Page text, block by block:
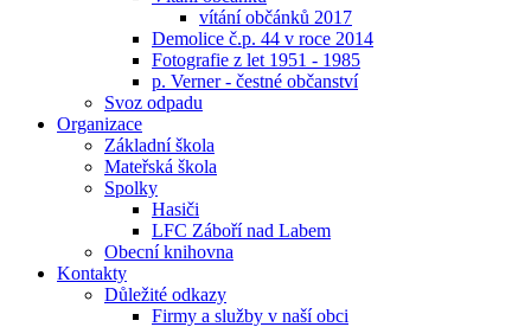
vítání občánků 2017
Demolice č.p. 44 v roce 2014
Fotografie z let 1951 - 1985
p. Verner - čestné občanství
Svoz odpadu
Organizace
Základní škola
Mateřská škola
Spolky
Hasiči
LFC Záboří nad Labem
Obecní knihovna
Kontakty
Důležité odkazy
Firmy a služby v naší obci